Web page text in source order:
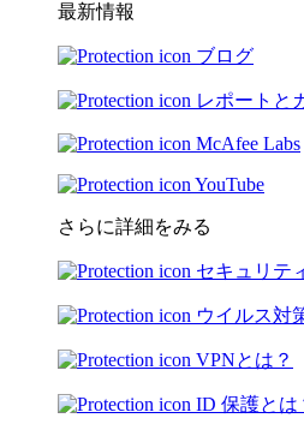
最新情報
ブログ
レポートと
McAfee Labs
YouTube
さらに詳細をみる
セキュリテ
ウイルス対
VPNとは？
ID 保護とは